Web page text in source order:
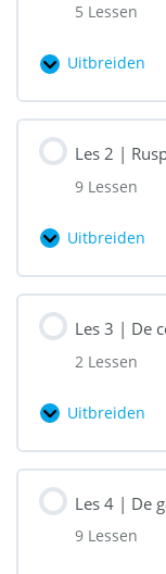
5 Lessen
Uitbreiden
1
Dalisay
Les 2 |
9 Lessen
Uitbreiden
2
Rusp
opleider
Les 3 | De
2 Lessen
Uitbreiden
3
De
Les 4 | De
9 Lessen